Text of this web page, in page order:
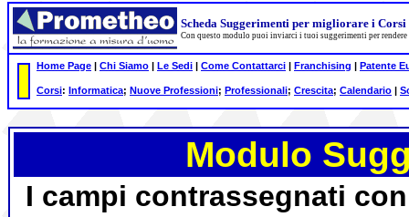
Scheda Suggerimenti per migliorare i Corsi
Con questo modulo puoi inviarci i tuoi suggerimenti per
Home Page | Chi Siamo | Le Sedi | Come Contattarci | Franchising | Patente
Corsi: Informatica; Nuove Professioni; Professionali; Crescita; Calendario |
Modulo
I campi contrassegnati